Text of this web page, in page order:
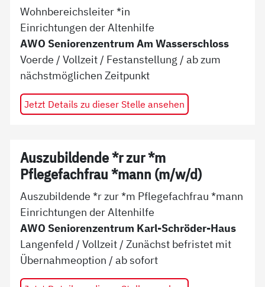
Wohnbereichsleiter *in
Einrichtungen der Altenhilfe
AWO Seniorenzentrum Am Wasserschloss
Voerde /Vollzeit / Festanstellung / abzum
nächstmöglichen Zeitpunkt
Jetzt Details zu dieser Stelle ansehen
Auszubildende *r zur *m
Pflegefachfrau *mann (m/w/d)
Auszubildende *r zur *m Pflegefachfrau *mann
Einrichtungen der Altenhilfe
AWO Seniorenzentrum Karl-Schröder-Haus
Langenfeld /Vollzeit /Zunächst befristet mit
Übernahmeoption / absofort